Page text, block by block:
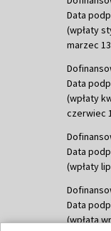
Data
(wpłaty
marzec
Data
(wpłaty
czerwiec
Data
(wpłaty
Data
(wpłata